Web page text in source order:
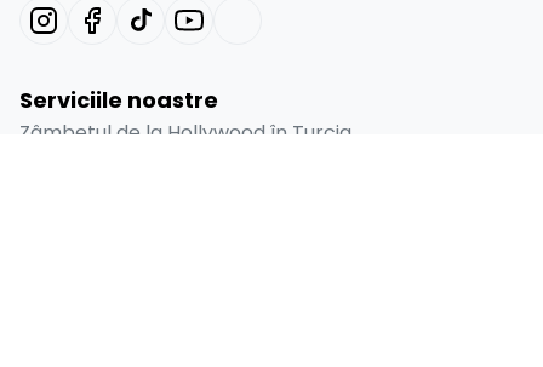
Serviciile noastre
Zâmbetul de la Hollywood în Turcia